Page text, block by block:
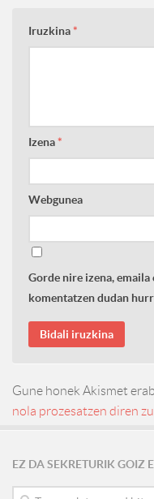
Iruzkina*
Izena*
Webgunea
Gorde nire izena,
komentatzen dudan
Gune honek Akismet
nola prozesatzen diren
EZ DA SEKRETURIK GOIZ